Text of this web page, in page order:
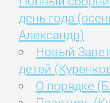
день года
Александр)
Новый
детей
О порядке